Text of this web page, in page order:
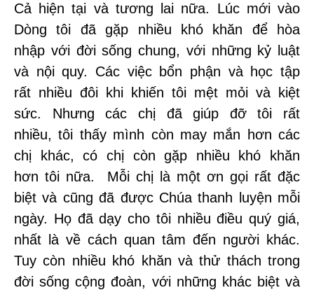
Cả hiện tại và tương lai nữa. Lúc mới vào
Dòng tôi đã gặp nhiều khó khăn để hòa
nhập với đời sống chung, với những kỷ luật
và nội quy. Các việc bổn phận và học tập
rất nhiều đôi khi khiến tôi mệt mỏi và kiệt
sức. Nhưng các chị đã giúp đỡ tôi rất
nhiều, tôi thấy mình còn may mắn hơn các
chị khác, có chị còn gặp nhiều khó khăn
hơn tôi nữa. Mỗi chị là một ơn gọi rất đặc
biệt và cũng đã được Chúa thanh luyện mỗi
ngày. Họ đã dạy cho tôi nhiều điều quý giá,
nhất là về cách quan tâm đến người khác.
Tuy còn nhiều khó khăn và thử thách trong
đời sống cộng đoàn, với những khác biệt và